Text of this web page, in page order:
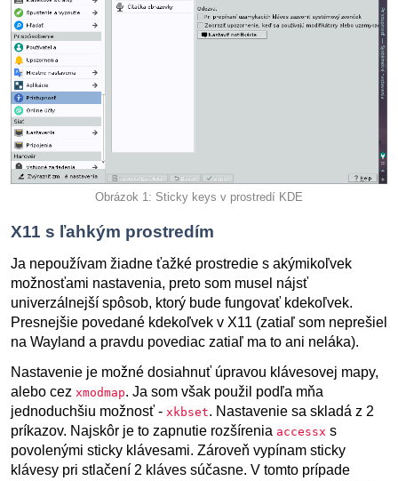
Obrázok 1: Sticky keys v prostredí KDE
X11 s ľahkým prostredím
Ja nepoužívam žiadne ťažké prostredie s akýmikoľvek
možnosťami nastavenia, preto som musel nájsť
univerzálnejší spôsob, ktorý bude fungovať kdekoľvek.
Presnejšie povedané kdekoľvek v X11 (zatiaľ som neprešiel
na Wayland a pravdu povediac zatiaľ ma to ani neláka).
Nastavenie je možné dosiahnuť úpravou klávesovej mapy,
alebo cez xmodmap. Ja som však použil podľa mňa
jednoduchšiu možnosť - xkbset. Nastavenie sa skladá z 2
príkazov. Najskôr je to zapnutie rozšírenia accessx s
povolenými sticky klávesami. Zároveň vypínam sticky
klávesy pri stlačení 2 kláves súčasne. V tomto prípade